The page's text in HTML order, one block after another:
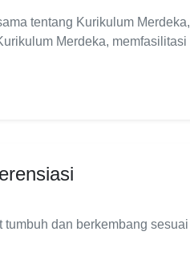
tentang Kurikulum Merdeka,
Merdeka, memfasilitasi
dan berkembang sesuai